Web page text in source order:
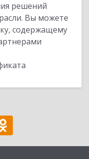
решений
Вы можете
содержащему